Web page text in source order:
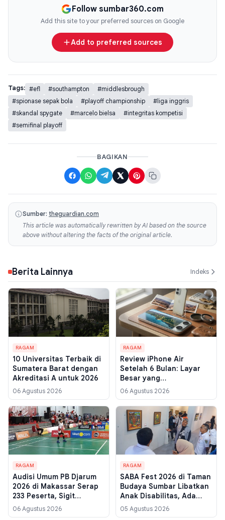
Follow sumbar360.com
Add this site to your preferred sources on Google
Add to preferred sources
Tags: #efl #southampton
#middlesbrough
#spionase sepak bola
#playoff championship
#liga inggris
#skandal spygate
#marcelo bielsa
#integritas kompetisi
#semifinal playoff
BAGIKAN
Sumber: theguardian.com
This article was automatically rewritten by AI based on the source
above without altering the facts of the original article.
Berita Lainnya Indeks
RAGAM
10 Universitas Terbaik di
Sumatera Barat dengan
Akreditasi A untuk 2026
06 Agustus 2026
RAGAM
Review iPhone Air
Setelah 6 Bulan: Layar
Besar yang
Menyenangkan, Tapi
Kamera Bikin Kreator
Konten Gigit Jari
06 Agustus 2026
RAGAM
Audisi Umum PB Djarum
2026 di Makassar Serap
233 Peserta, Sigit
Budiarto Incar Potensi
dari Indonesia Timur
06 Agustus 2026
RAGAM
SABA Fest 2026 di Taman
Budaya Sumbar Libatkan
Anak Disabilitas, Ada
Pameran Karya hingga
Workshop Batik
05 Agustus 2026